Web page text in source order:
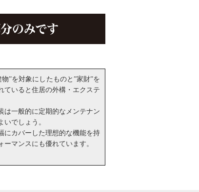
のみです
”を対象にしたものと”家財”を
ていると住居の外構・エクステ
は一般的に定期的なメンテナン
でしょう。
にカバーした理想的な機能を持
マンスにも優れています。